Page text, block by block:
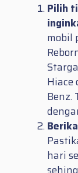
Pilih
mobil
Hiace
Benz.
hari